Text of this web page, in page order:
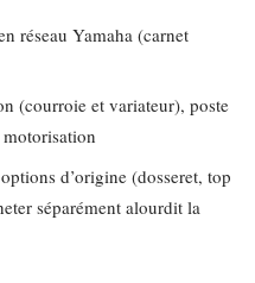
réseau Yamaha (carnet
(courroie et variateur), poste
d’origine (dosseret, top
séparément alourdit la